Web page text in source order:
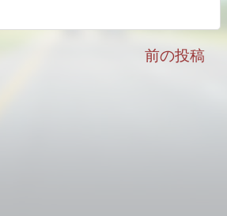
前の投稿